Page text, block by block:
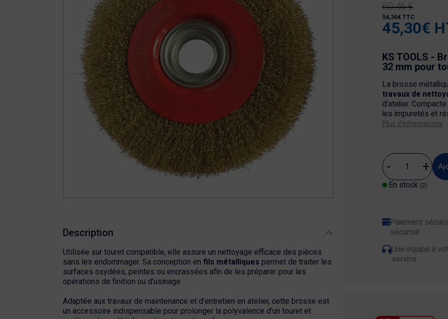
Description
Utilisée sur touret compatible, elle assure un nettoyage efficace des pièces
sans les endommager. Sa conception en fils métalliques permet de traiter les
surfaces oxydées, peintes ou encrassées afin de les préparer pour les
opérations de finition ou d’usinage.
Adaptée aux travaux de maintenance et d’entretien en atelier, cette brosse est
un accessoire indispensable pour prolonger la polyvalence d’un touret et
60,46 €
45,30€
54,36€ TTC
KS TOOLS -
32 mm pour
La brosse
travaux de
d’atelier.
les impuretés et
Plus d'informations
En stock (2)
Paiement
sécurisé
Une équipe à
service